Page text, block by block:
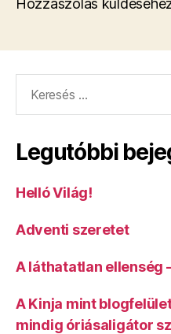
Hozzászólás
Legutóbbi
Helló Világ!
Adventi szeretet
A láthatatlan ellenség
A Kinja mint
mindig óriásaligátor